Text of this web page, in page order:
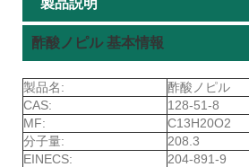
酢酸ノピル 基本情報
製品名:
酢酸ノピル
CAS:
128-51-8
MF:
C13H20O2
分子量:
208.3
EINECS:
204-891-9